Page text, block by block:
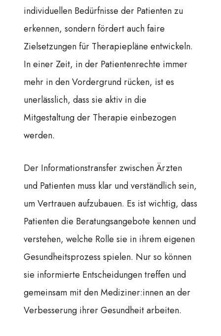
individuellen Bedürfnisse der Patienten zu
erkennen, sondern fördert auch faire
Zielsetzungen für Therapiepläne entwickeln.
In einer Zeit, in der Patientenrechte immer
mehr in den Vordergrund rücken, ist es
unerlässlich, dass sie aktiv in die
Mitgestaltung der Therapie einbezogen
werden.
Der Informationstransfer zwischen Ärzten
und Patienten muss klar und verständlich sein,
um Vertrauen aufzubauen. Es ist wichtig, dass
Patienten die Beratungsangebote kennen und
verstehen, welche Rolle sie in ihrem eigenen
Gesundheitsprozess spielen. Nur so können
sie informierte Entscheidungen treffen und
gemeinsam mit den Mediziner:innen an der
Verbesserung ihrer Gesundheit arbeiten.